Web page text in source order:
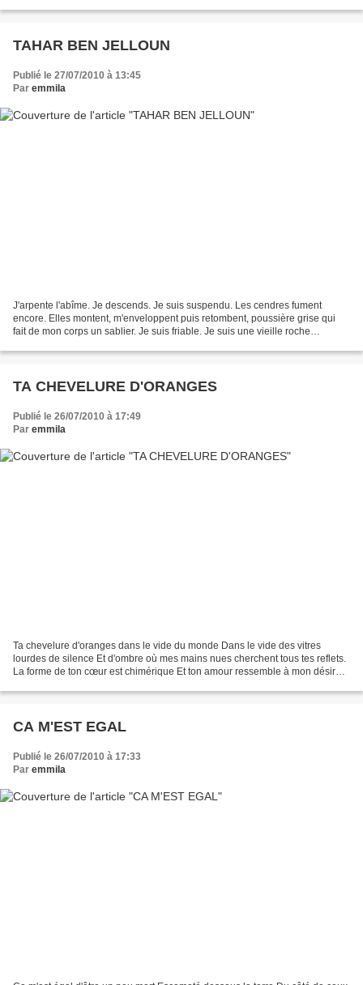
TAHAR BEN JELLOUN
Publié le 27/07/2010 à 13:45
Par emmila
J'arpente l'abîme. Je descends. Je suis suspendu. Les cendres fument
encore. Elles montent, m'enveloppent puis retombent, poussière grise qui
fait de mon corps un sablier. Je suis friable. Je suis une vieille roche
TA CHEVELURE D'ORANGES
Publié le 26/07/2010 à 17:49
Par emmila
Ta chevelure d'oranges dans le vide du monde Dans le vide des vitres
lourdes de silence Et d'ombre où mes mains nues cherchent tous tes reflets.
La forme de ton cœur est chimérique Et ton amour ressemble à mon désir
CA M'EST EGAL
Publié le 26/07/2010 à 17:33
Par emmila